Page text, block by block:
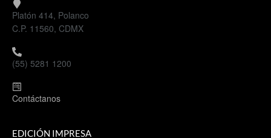
Platón 414, Polanco
C.P. 11560, CDMX
(55) 5281 1200
Contáctanos
EDICIÓN IMPRESA